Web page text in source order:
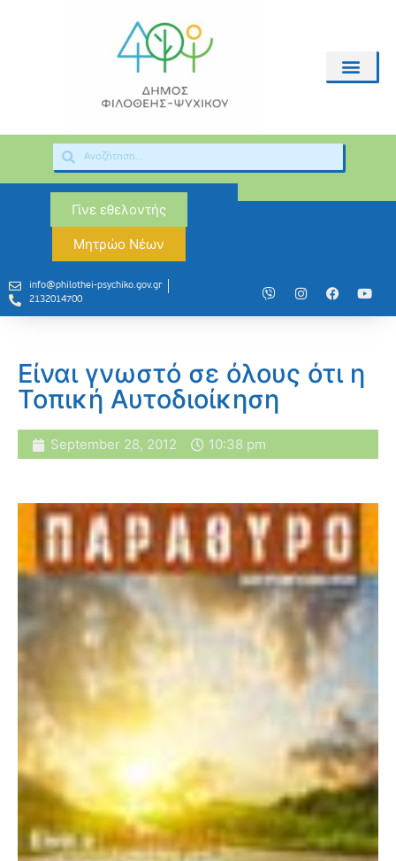
Γίνε εθελοντής
Μητρώο Νέων
info@philothei-psychiko.gov.gr
2132014700
Είναι γνωστό σε όλους ότι η
Τοπική Αυτοδιοίκηση
September 28, 2012 10:38 pm